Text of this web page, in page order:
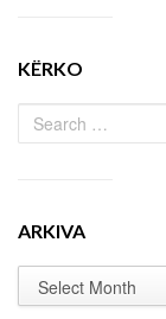
KËRKO
ARKIVA